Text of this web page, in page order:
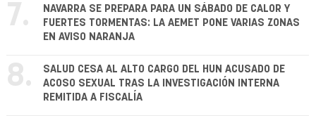
7.
NAVARRA SE PREPARA PARA UN SÁBADO DE CALOR Y
FUERTES TORMENTAS: LA AEMET PONE VARIAS ZONAS
EN AVISO NARANJA
8.
SALUD CESA AL ALTO CARGO DEL HUN ACUSADO DE
ACOSO SEXUAL TRAS LA INVESTIGACIÓN INTERNA
REMITIDA A FISCALÍA